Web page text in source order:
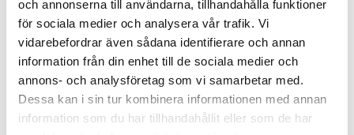
och annonserna till användarna, tillhandahålla funktioner
för sociala medier och analysera vår trafik. Vi
vidarebefordrar även sådana identifierare och annan
information från din enhet till de sociala medier och
annons- och analysföretag som vi samarbetar med.
Dessa kan i sin tur kombinera informationen med annan
information som du har tillhandahållit eller som de har
Damixa Handdukskrok 2-
pack (Matt vit)
243 kr /st360 kr/st
Vedum Oval Handdukskrok
146 kr/st190 kr/st